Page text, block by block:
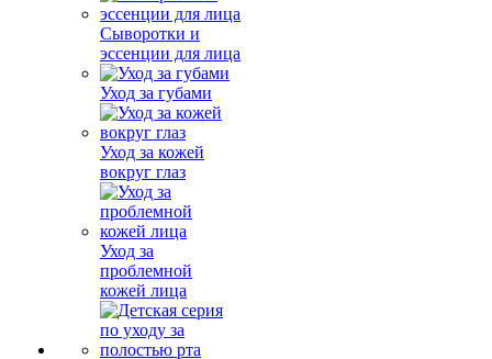
Сыворотки и
эссенции для лица
Уход за губами
Уход за кожей
вокруг глаз
Уход за
проблемной
кожей лица